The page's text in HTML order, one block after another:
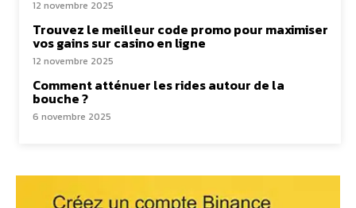
12 novembre 2025
Trouvez le meilleur code promo pour maximiser
vos gains sur casino en ligne
12 novembre 2025
Comment atténuer les rides autour de la
bouche ?
6 novembre 2025